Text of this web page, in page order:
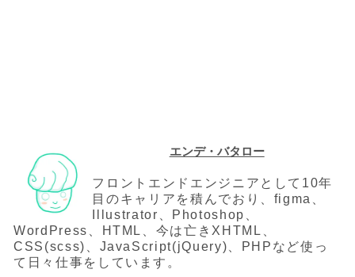
エンデ・バタロー
フロントエンドエンジニアとして10年
目のキャリアを積んでおり、figma、
Illustrator、Photoshop、
WordPress、HTML、今は亡きXHTML、
CSS(scss)、JavaScript(jQuery)、PHPなど使っ
て日々仕事をしています。